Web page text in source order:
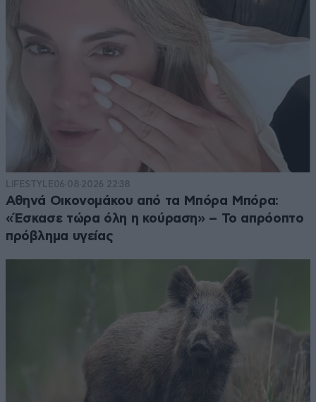
LIFESTYLE06·08·2026 22:38
Αθηνά Οικονομάκου από τα Μπόρα Μπόρα:
«Έσκασε τώρα όλη η κούραση» – Το απρόοπτο
πρόβλημα υγείας